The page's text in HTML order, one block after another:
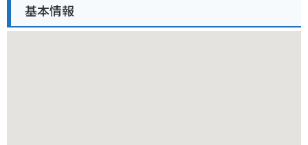
だきたい一品です。また、観光案内所も併設されているので、
府中観光の拠点としても便利です。
基本情報